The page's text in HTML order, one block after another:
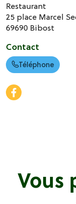
Restaurant
25 place Marcel
69690 Bibost
Contact
Téléphone
Vous